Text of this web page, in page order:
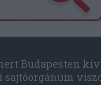
Budapesten